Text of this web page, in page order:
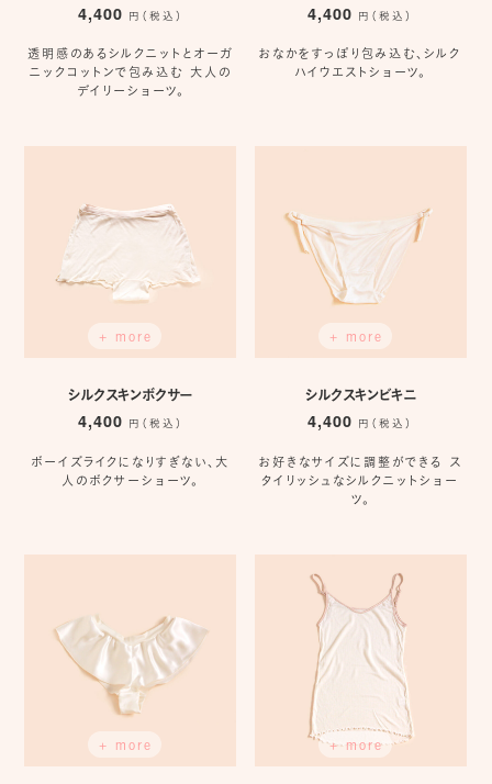
4,400 円（税込）
透明感のあるシルクニットとオーガ
ニックコットンで包み込む 大人の
デイリーショーツ。
4,400 円（税込）
おなかをすっぽり包み込む、シルク
ハイウエストショーツ。
+ more
シルクスキンボクサー
4,400 円（税込）
ボーイズライクになりすぎない、大
人のボクサーショーツ。
+ more
シルクスキンビキニ
4,400 円（税込）
お好きなサイズに調整ができる ス
タイリッシュなシルクニットショー
ツ。
+ more + more